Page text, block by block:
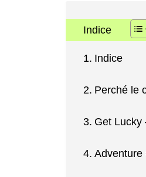
Indice
Indice
Perché le
Get Lucky
Adventure